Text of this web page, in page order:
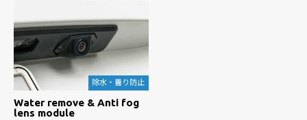
Water remove & Anti fog
lens module
除水・曇り防止